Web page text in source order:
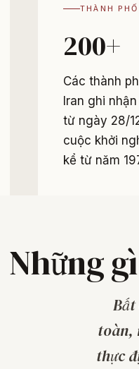
THÀNH PHỐ
200+
Các thành
Iran ghi
từ ngày 28/
cuộc khởi
kể từ năm
Những
toàn,
thực